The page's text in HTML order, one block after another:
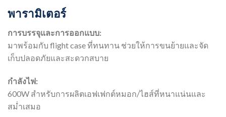
พารามิเตอร์
การบรรจุและการออกแบบ:
มาพร้อมกับ flight case ที่ทนทาน ช่วยให้การขนย้ายและจัด
เก็บปลอดภัยและสะดวกสบาย
กำลังไฟ:
600W สำหรับการผลิตเอฟเฟกต์หมอก/ไฮส์ที่หนาแน่นและ
สม่ำเสมอ